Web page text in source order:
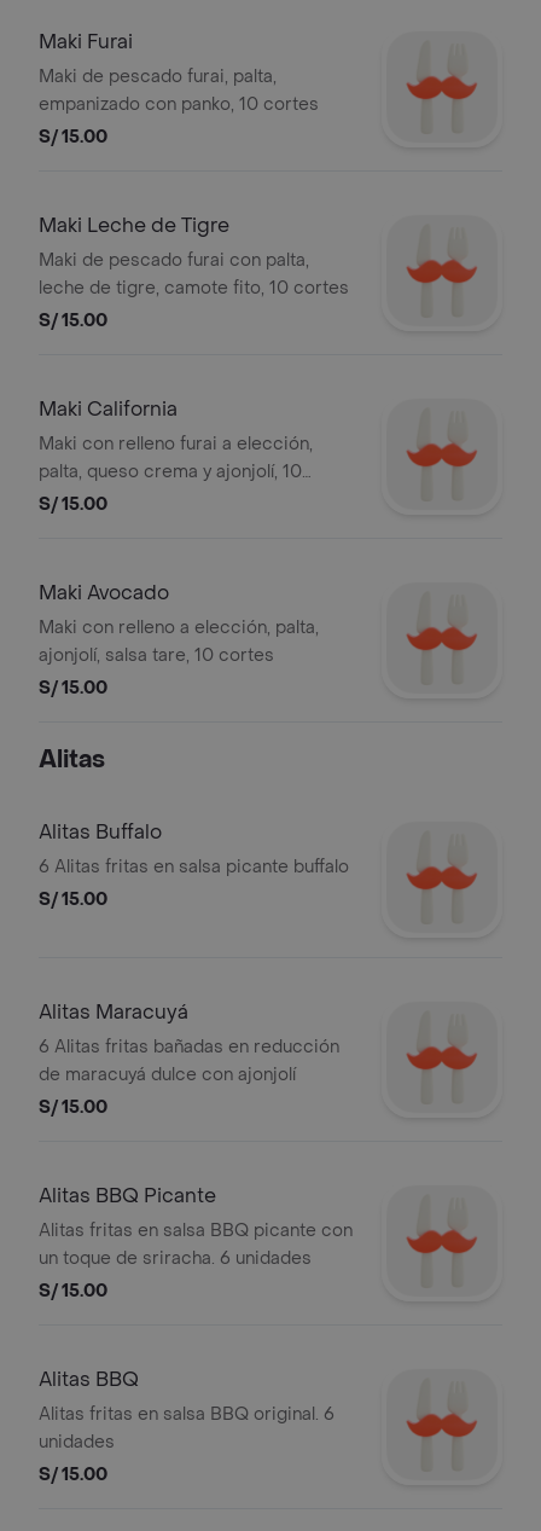
Maki Furai
Maki de pescado furai, palta,
empanizado con panko, 10 cortes
S/ 15.00
Maki Leche de Tigre
Maki de pescado furai con palta,
leche de tigre, camote fito, 10 cortes
S/ 15.00
Maki California
Maki con relleno furai a elección,
palta, queso crema y ajonjolí, 10
cortes
S/ 15.00
Maki Avocado
Maki con relleno a elección, palta,
ajonjolí, salsa tare, 10 cortes
S/ 15.00
Alitas
Alitas Buffalo
6 Alitas fritas en salsa picante buffalo
S/ 15.00
Alitas Maracuyá
6 Alitas fritas bañadas en reducción
de maracuyá dulce con ajonjolí
S/ 15.00
Alitas BBQ Picante
Alitas fritas en salsa BBQ picante con
un toque de sriracha. 6 unidades
S/ 15.00
Alitas BBQ
Alitas fritas en salsa BBQ original. 6
unidades
S/ 15.00